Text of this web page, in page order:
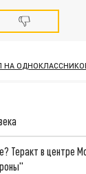
НА
Теракт в центре